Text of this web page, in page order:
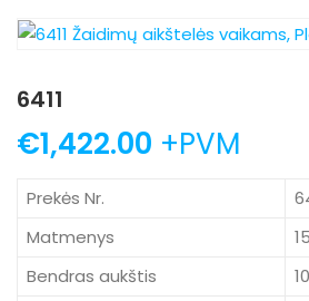
6411
€1,422.00 +PVM
Prekės Nr.
Matmenys
Bendras aukštis